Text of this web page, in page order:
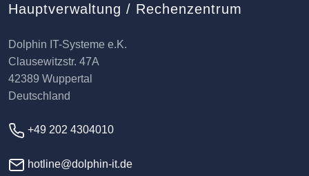
Hauptverwaltung / Rechenzentrum
Dolphin IT-Systeme e.K.
Clausewitzstr. 47A
42389 Wuppertal
Deutschland
+49 202 4304010
hotline@dolphin-it.de